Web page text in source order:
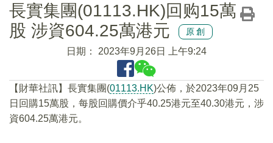
長實集團(01113.HK)回购15萬
股 涉資604.25萬港元
原創
日期： 2023年9月26日 上午9:24
【財華社訊】長實集團(01113.HK)公佈，於2023年09月25
日回購15萬股，每股回購價介乎40.25港元至40.30港元，涉
資604.25萬港元。